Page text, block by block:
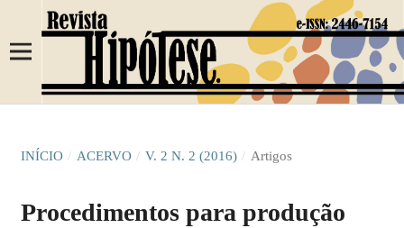
INÍCIO / ACERVO / V. 2 N. 2 (2016) / Artigos
Procedimentos para produção